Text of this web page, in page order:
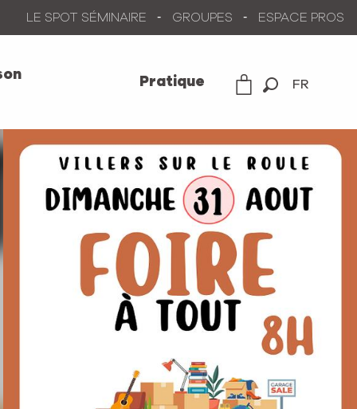
FR
LE SPOT SÉMINAIRE GROUPES ESPACE PROS
Pratique